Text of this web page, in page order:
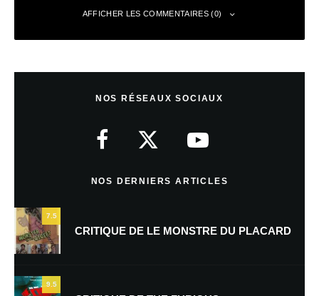
AFFICHER LES COMMENTAIRES (0)
NOS RÉSEAUX SOCIAUX
NOS DERNIERS ARTICLES
7.5
CRITIQUE DE LE MONSTRE DU PLACARD
9.5